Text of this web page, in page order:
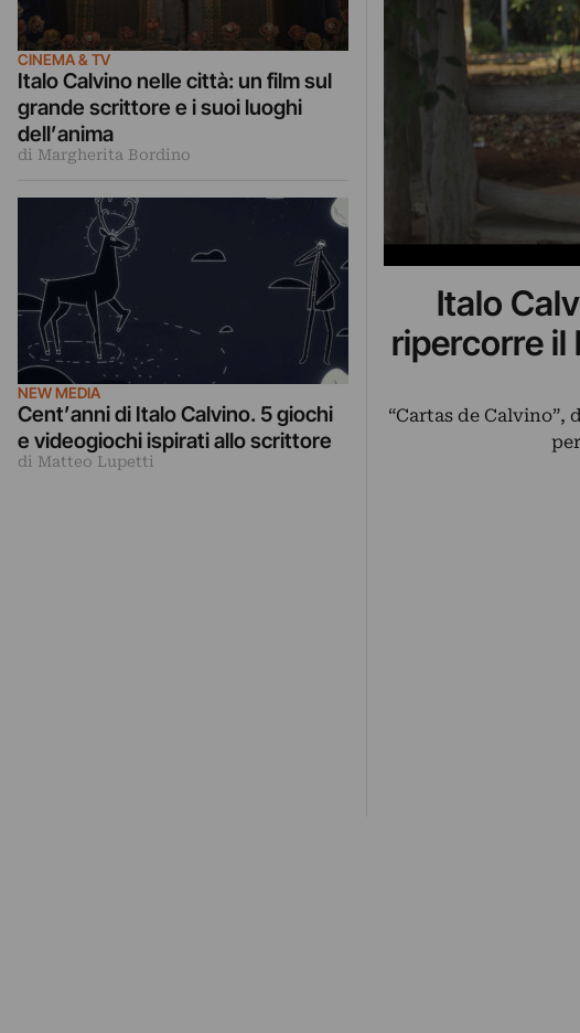
Italo
ripercorre il
“Cartas de Calvino”,
CINEMA & TV
Italo Calvino nelle città: un film sul
grande scrittore e i suoi luoghi
dell’anima
di Margherita Bordino
NEW MEDIA
Cent’anni di Italo Calvino. 5 giochi
e videogiochi ispirati allo scrittore
di Matteo Lupetti